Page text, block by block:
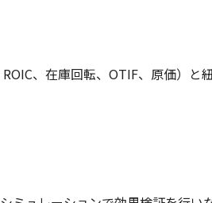
、在庫回転、OTIF、原価）と